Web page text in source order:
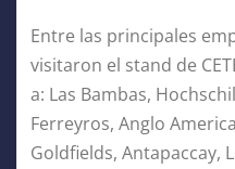
Entre las principales
visitaron el stand de
a: Las Bambas,
Ferreyros, Anglo
Goldfields, Antapaccay,